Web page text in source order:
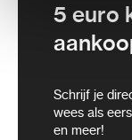
5 euro
Schrijf je
wees als
en meer!